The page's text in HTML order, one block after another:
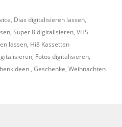
, Dias digitalisieren lassen,
, Super 8 digitalisieren, VHS
lassen, Hi8 Kassetten
, Fotos digitalisieren,
, Geschenke, Weihnachten